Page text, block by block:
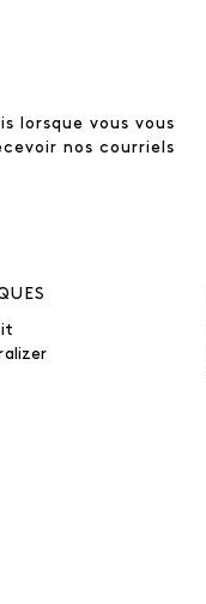
lorsque vous vous
nos courriels